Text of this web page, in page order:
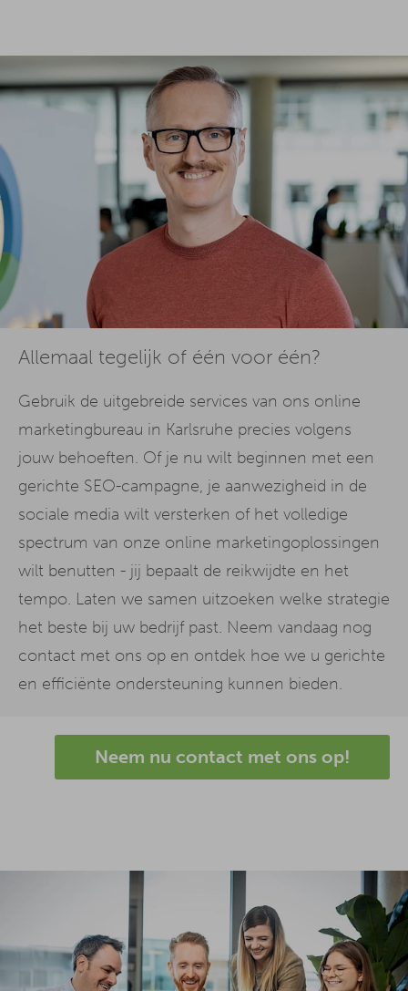
Allemaal tegelijk of één voor één?
Gebruik de uitgebreide services van ons online
marketingbureau in Karlsruhe precies volgens
jouw behoeften. Of je nu wilt beginnen met een
gerichte SEO-campagne, je aanwezigheid in de
sociale media wilt versterken of het volledige
spectrum van onze online marketingoplossingen
wilt benutten - jij bepaalt de reikwijdte en het
tempo. Laten we samen uitzoeken welke strategie
het beste bij uw bedrijf past. Neem vandaag nog
contact met ons op en ontdek hoe we u gerichte
en efficiënte ondersteuning kunnen bieden.
Neem nu contact met ons op!